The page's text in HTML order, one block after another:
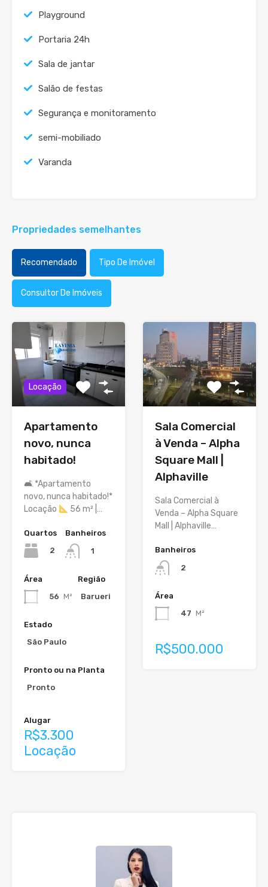
Playground
Portaria 24h
Sala de jantar
Salão de festas
Segurança e monitoramento
semi-mobiliado
Varanda
Propriedades semelhantes
Recomendado Tipo De Imóvel
Consultor De Imóveis
Locação
Apartamento
novo, nunca
habitado!
🛋 *Apartamento
novo, nunca habitado!*
Locação
56 m² |…
Quartos
2
Banheiros
1
Área
56 M²
Região
Barueri
Estado
São Paulo
Pronto ou na Planta
Pronto
Alugar
R$3.300
Locação
Sala Comercial
à Venda – Alpha
Square Mall |
Alphaville
Sala Comercial à
Venda – Alpha Square
Mall | Alphaville…
Banheiros
2
Área
47 M²
R$500.000